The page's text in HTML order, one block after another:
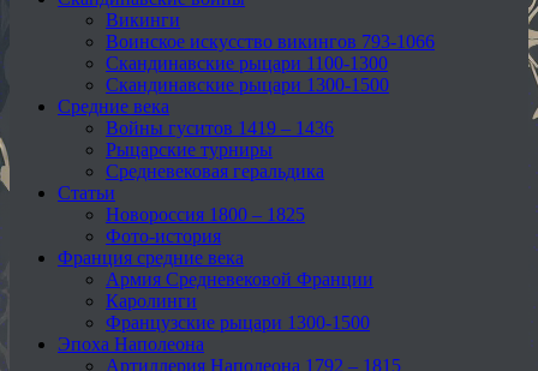
Викинги
Воинское искусство викингов 793-1066
Скандинавские рыцари 1100-1300
Скандинавские рыцари 1300-1500
Средние века
Войны гуситов 1419 – 1436
Рыцарские турниры
Средневековая геральдика
Статьи
Новороссия 1800 – 1825
Фото-история
Франция средние века
Армия Средневековой Франции
Каролинги
Французские рыцари 1300-1500
Эпоха Наполеона
Артиллерия Наполеона 1792 – 1815